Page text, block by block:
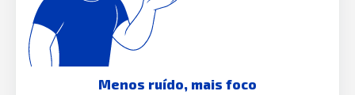
Menos ruído, mais foco